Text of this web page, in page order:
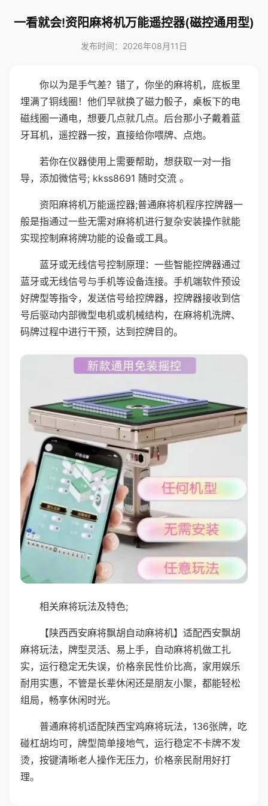
一看就会!资阳麻将机万能遥控器(磁控通用型)
发布时间：2026年08月11日
你以为是手气差？错了，你坐的麻将机，底板里
埋满了铜线圈！他们早就换了磁力骰子，桌板下的电
磁线圈一通电，想要几点就几点。后台那小子戴着蓝
牙耳机，遥控器一按，直接给你喂牌、点炮。
若你在仪器使用上需要帮助，想获取一对一指
导，添加微信号; kkss8691 随时交流 。
资阳麻将机万能遥控器;普通麻将机程序控牌器一
般是指通过一些无需对麻将机进行复杂安装操作就能
实现控制麻将牌功能的设备或工具。
蓝牙或无线信号控制原理：一些智能控牌器通过
蓝牙或无线信号与手机等设备连接。手机端软件预设
好牌型等指令，发送信号给控牌器，控牌器接收到信
号后驱动内部微型电机或机械结构，在麻将机洗牌、
码牌过程中进行干预，达到控牌目的。
相关麻将玩法及特色;
【陕西西安麻将飘胡自动麻将机】适配西安飘胡
麻将玩法，牌型灵活、易上手，自动麻将机做工扎
实，运行稳定无失误，价格亲民性价比高，家用娱乐
耐用实惠，不管是长辈休闲还是朋友小聚，都能轻松
组局，畅享休闲时光。
普通麻将机适配陕西宝鸡麻将玩法，136张牌，吃
碰杠胡均可，牌型简单接地气，运行稳定不卡牌不发
烫，按键清晰老人操作无压力，价格亲民耐用好打
理。